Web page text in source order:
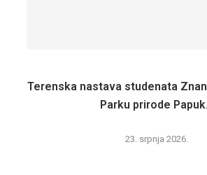
Terenska nastava studenata
Parku prirode
23. srpnja 2026.